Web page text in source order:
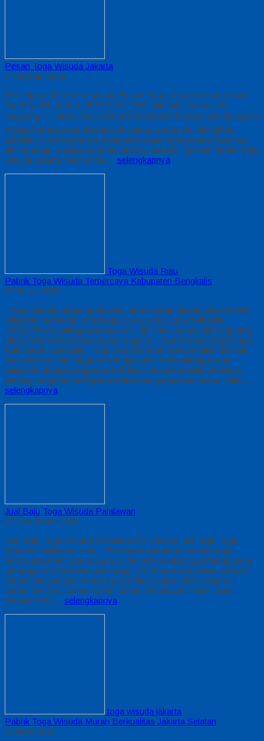
Pesan Toga Wisuda Jakarta
7 Februari 2026
Pentingnya Memilih Layanan Pesan Toga Wisuda Jakarta yang
Tepat 📞 WhatsApp: 0812-2282-1060 Klik untuk konsultasi
langsung: 👉 https://wa.me/6281222821060 Momen wisuda selalu
menjadi acara yang dinanti oleh siswa, orang tua, dan pihak
sekolah. Oleh karena itu, kebutuhan akan toga wisuda yang rapi
dan nyaman menjadi prioritas utama. Saat ini, layanan pesan toga
wisuda Jakarta hadir untuk… selengkapnya
Toga Wisuda Riau
Pabrik Toga Wisuda Terpercaya Kabupaten Bengkalis
27 Maret 2026
Toga wisuda harga terjangkau namun tetap elegan untuk acara
kelulusan berkesan WhatsApp: 0812-2282-1060 Wibesite
: https://www.jualtogawisuda.com Klik untuk konsultasi langsung:
https://wa.me/6281222821060 Supplier Toga Wisuda Terpercaya
Kabupaten Bengkalis, Toga wisuda murah kini semakin diminati
oleh sekolah dan perguruan tinggi untuk menyelenggarakan
kelulusan dengan anggaran terbatas. Wisuda adalah peristiwa
penting yang hanya terjadi sekali dalam perjalanan hidup. Oleh…
selengkapnya
Jual Baju Toga Wisuda Palalawan
27 Desember 2020
Jual Baju Toga Wisuda Palalawan by Alfairuz Jual Baju Toga
Wisuda Palalawan Riau – Produsen pemasok busana toga.
terima pesanan toga wisuda, di dunia konveksi toga mempunyai
beberapa model bahan kain toga. Umumnya ada sekian banyak
bahan/kain yang konveksi toga alfairuz pakai salah satunya :
bahan bestway, bahan saten, bahan beludru, jet-black. Saat
sebelum kita… selengkapnya
toga wisuda jakarta
Pabrik Toga Wisuda Murah Berkualitas Jakarta Selatan
9 Maret 2026